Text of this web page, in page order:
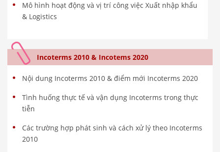
Mô hình hoạt động và vị trí công việc Xuất nhập khẩu
& Logistics
Incoterms 2010 & Incotems 2020
Nội dung Incoterms 2010 & điểm mới Incoterms 2020
Tình huống thực tế và vận dụng Incoterms trong thực
tiễn
Các trường hợp phát sinh và cách xử lý theo Incoterms
2010